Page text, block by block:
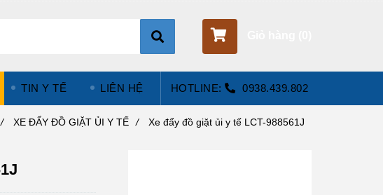
TIN Y TẾ LIÊN HỆ HOTLINE: 0938.439.802
/ XE ĐẨY ĐỒ GIẶT ỦI Y TẾ / Xe đẩy đồ giặt ủi y tế LCT-988561J